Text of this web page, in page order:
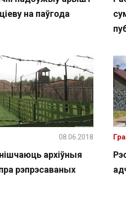
на паўгода
архіўныя
рэпрэсаваных
08.06.2018